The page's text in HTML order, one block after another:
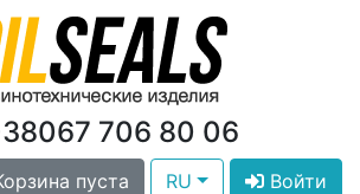
706 80 06
пуста RU Войти